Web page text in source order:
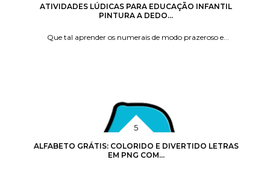
ATIVIDADES LÚDICAS PARA EDUCAÇÃO INFANTIL
PINTURA A DEDO...
Que tal aprender os numerais de modo prazeroso e...
ALFABETO GRÁTIS: COLORIDO E DIVERTIDO LETRAS
EM PNG COM...